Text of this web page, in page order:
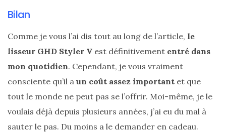
mode
(25)
Découvertes
mode
(5)
Derniers
achats
Bilan
Comme je vous l’ai dis tout au long de l’article, le
lisseur GHD Styler V est définitivement entré dans
mon quotidien. Cependant, je vous vraiment
consciente qu’il a un coût assez important et que
tout le monde ne peut pas se l’offrir. Moi-même, je le
voulais déjà depuis plusieurs années, j’ai eu du mal à
sauter le pas. Du moins a le demander en cadeau.